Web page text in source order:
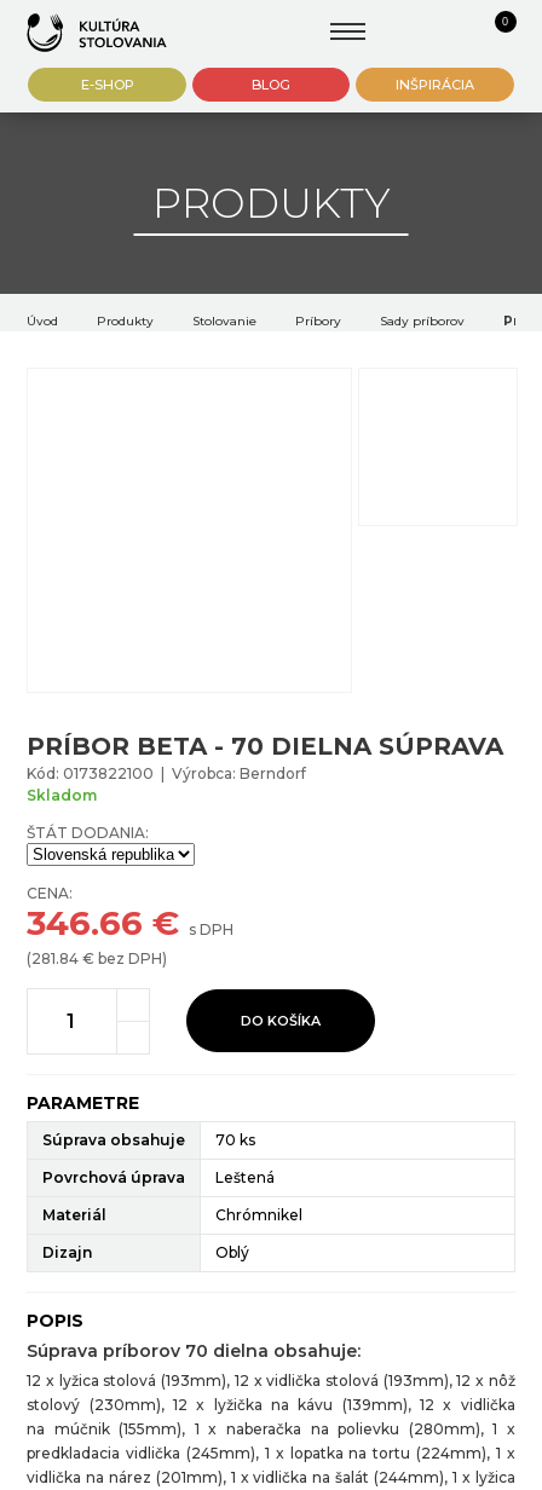
0
E-SHOP BLOG INŠPIRÁCIA
PRODUKTY
Úvod Produkty Stolovanie Príbory Sady príborov
PRÍBOR BETA - 70 DIELNA SÚPRAVA
Kód: 0173822100 | Výrobca: Berndorf
Skladom
ŠTÁT DODANIA:
CENA:
346.66 € s DPH
(281.84 € bez DPH)
DO KOŠÍKA
PARAMETRE
Súprava obsahuje 70 ks
Povrchová úprava Leštená
Materiál Chrómnikel
Dizajn Oblý
POPIS
Súprava príborov 70 dielna obsahuje:
12 x lyžica stolová (193mm), 12 x vidlička stolová (193mm), 12 x nôž
stolový (230mm), 12 x lyžička na kávu (139mm), 12 x vidlička
na múčnik (155mm), 1 x naberačka na polievku (280mm), 1 x
predkladacia vidlička (245mm), 1 x lopatka na tortu (224mm), 1 x
vidlička na nárez (201mm), 1 x vidlička na šalát (244mm), 1 x lyžica